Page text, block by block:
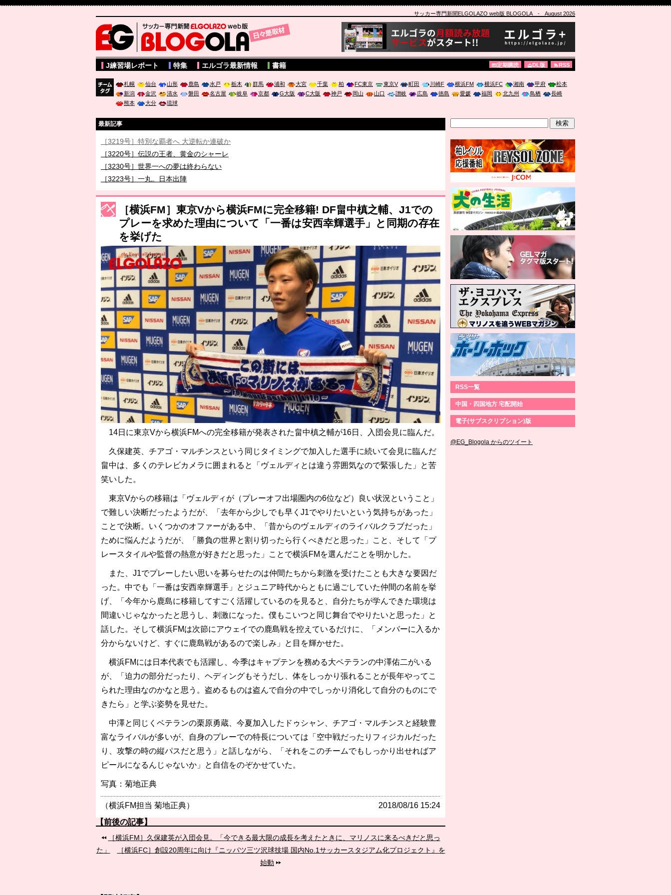
サッカー専門新聞ELGOLAZO web版 BLOGOLA- August 2026
サッカー専門新聞ELGOLAZO web版 BLOGOLA
J練習場レポート 特集 エルゴラ最新情報 書籍 定期購読 DL版 RSS
札幌 仙台 山形 鹿島 水戸 栃木 群馬 浦和 大宮 千葉 柏 FC東京 東京V 町田 川崎F 横浜FM 横浜FC 湘南 甲府
松本
新潟
金沢 清水 磐田 名古屋 岐阜 京都 G大阪 C大阪 神戸 岡山 山口 讃岐 広島 徳島 愛媛 福岡 北九州 鳥栖
長崎
熊本
大分 琉球
最新記事
［3219号］特別な覇者へ 大逆転か連破か
［3220号］伝説の王者、黄金のシャーレ
［3230号］世界一への夢は終わらない
［3223号］一丸。日本出陣
［3222号］史上最大のW杯開幕 注目は「個」
［横浜FM］東京Vから横浜FMに完全移籍! DF畠中槙之輔、J1での
プレーを求めた理由について「一番は安西幸輝選手」と同期の存在
を挙げた
14日に東京Vから横浜FMへの完全移籍が発表された畠中槙之輔が16日、入団会見に臨んだ。
久保建英、チアゴ・マルチンスという同じタイミングで加入した選手に続いて会見に臨んだ
畠中は、多くのテレビカメラに囲まれると「ヴェルディとは違う雰囲気なので緊張した」と苦
笑いした。
東京Vからの移籍は「ヴェルディが（プレーオフ出場圏内の6位など）良い状況ということ」
で難しい決断だったようだが、「去年から少しでも早くJ1でやりたいという気持ちがあった」
ことで決断。いくつかのオファーがある中、「昔からのヴェルディのライバルクラブだった」
ために悩んだようだが、「勝負の世界と割り切ったら行くべきだと思った」こと、そして「プ
レースタイルや監督の熱意が好きだと思った」ことで横浜FMを選んだことを明かした。
また、J1でプレーしたい思いを募らせたのは仲間たちから刺激を受けたことも大きな要因だ
った。中でも「一番は安西幸輝選手」とジュニア時代からともに過ごしていた仲間の名前を挙
げ、「今年から鹿島に移籍してすごく活躍しているのを見ると、自分たちが学んできた環境は
間違いじゃなかったと思うし、刺激になった。僕もこいつと同じ舞台でやりたいと思った」と
話した。そして横浜FMは次節にアウェイでの鹿島戦を控えているだけに、「メンバーに入るか
分からないけど、すぐに鹿島戦があるので楽しみ」と目を輝かせた。
横浜FMには日本代表でも活躍し、今季はキャプテンを務める大ベテランの中澤佑二がいる
が、「迫力の部分だったり、ヘディングもそうだし、体をしっかり張れることが長年やってこ
られた理由なのかなと思う。盗めるものは盗んで自分の中でしっかり消化して自分のものにで
きたら」と学ぶ姿勢を見せた。
中澤と同じくベテランの栗原勇蔵、今夏加入したドゥシャン、チアゴ・マルチンスと経験豊
富なライバルが多いが、自身のプレーでの特長については「空中戦だったりフィジカルだった
り、攻撃の時の縦パスだと思う」と話しながら、「それをこのチームでもしっかり出せればア
ピールになるんじゃないか」と自信をのぞかせていた。
写真：菊地正典
（横浜FM担当 菊地正典） 2018/08/16 15:24
【前後の記事】
［横浜FM］久保建英が入団会見。「今できる最大限の成長を考えたときに、マリノスに来るべきだと思っ
た」
［横浜FC］創設20周年に向け『ニッパツ三ツ沢球技場 国内No.1サッカースタジアム化プロジェクト』を
始動
RSS一覧
中国・四国地方 宅配開始
電子(サブスクリプション)版
@EG_Blogola からのツイート